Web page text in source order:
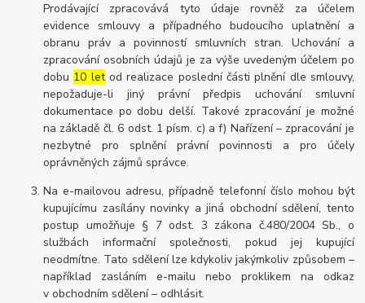
Prodávající zpracovává tyto údaje rovněž za účelem
evidence smlouvy a případného budoucího uplatnění a
obranu práv a povinností smluvních stran. Uchování a
zpracování osobních údajů je za výše uvedeným účelem po
dobu 10 letod realizace poslední části plnění dle smlouvy,
nepožaduje-li jiný právní předpis uchování smluvní
dokumentace po dobu delší. Takové zpracování je možné
na základě čl. 6 odst. 1 písm. c) a f) Nařízení – zpracování je
nezbytné pro splnění právní povinnosti a pro účely
oprávněných zájmů správce.
Na e-mailovou adresu, případně telefonní číslo mohou být
kupujícímu zasílány novinky a jiná obchodní sdělení, tento
postup umožňuje § 7 odst. 3 zákona č.480/2004 Sb., o
službách informační společnosti, pokud jej kupující
neodmítne. Tato sdělení lze kdykoliv jakýmkoliv způsobem –
například zasláním e-mailu nebo proklikem na odkaz
v obchodním sdělení – odhlásit.